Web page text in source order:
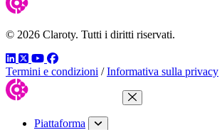
© 2026 Claroty. Tutti i diritti riservati.
LinkedIn
TwitterYouTube
Facebook
Termini e condizioni / Informativa sulla privacy
Chiudi menu
Piattaforma